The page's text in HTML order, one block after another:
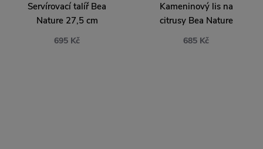
Servírovací talíř Bea
Nature 27,5 cm
695 Kč
Kameninový lis na
citrusy Bea Nature
685 Kč